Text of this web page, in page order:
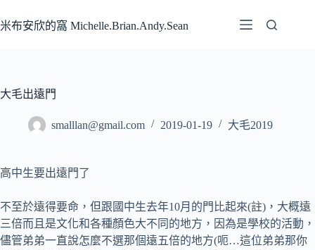
至
容
米布安欣的窩 Michelle.Brian.Andy.Sean
大毛出遠門
smalllan@gmail.com 2019-01-19 大毛2019
高中生要出遠門了
不至於遠得要命，但跟國中生去年10月的門比起來(註)，大概遠
三倍而且是文化和各種顏色大不同的地方，因為是學校的活動，
儘管弟弟一直說怎麼不選那個遠五倍的地方(呃…這位弟弟那你